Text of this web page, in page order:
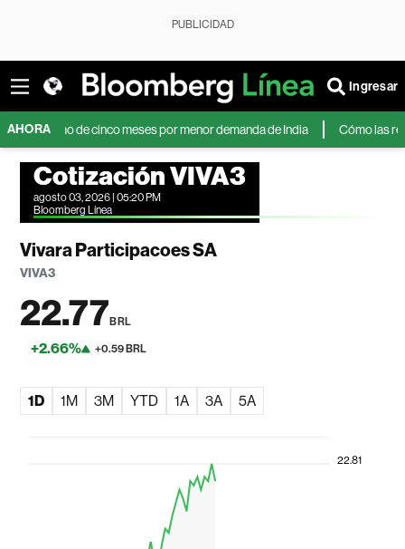
PUBLICIDAD
Ingresar
AHORAde cinco meses por menor demanda de India Cómo las reservas
Cotización VIVA3
agosto 03, 2026 | 05:20 PM
Bloomberg Línea
Vivara Participacoes SA
VIVA3
22.77BRL
+2.66% +0.59 BRL
1D 1M 3M YTD 1A 3A 5A
22.81